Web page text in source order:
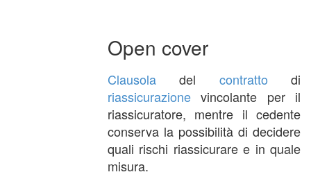
Open cover
Clausola del contratto di
riassicurazione vincolante per il
riassicuratore, mentre il cedente
conserva la possibilità di decidere
quali rischi riassicurare e in quale
misura.